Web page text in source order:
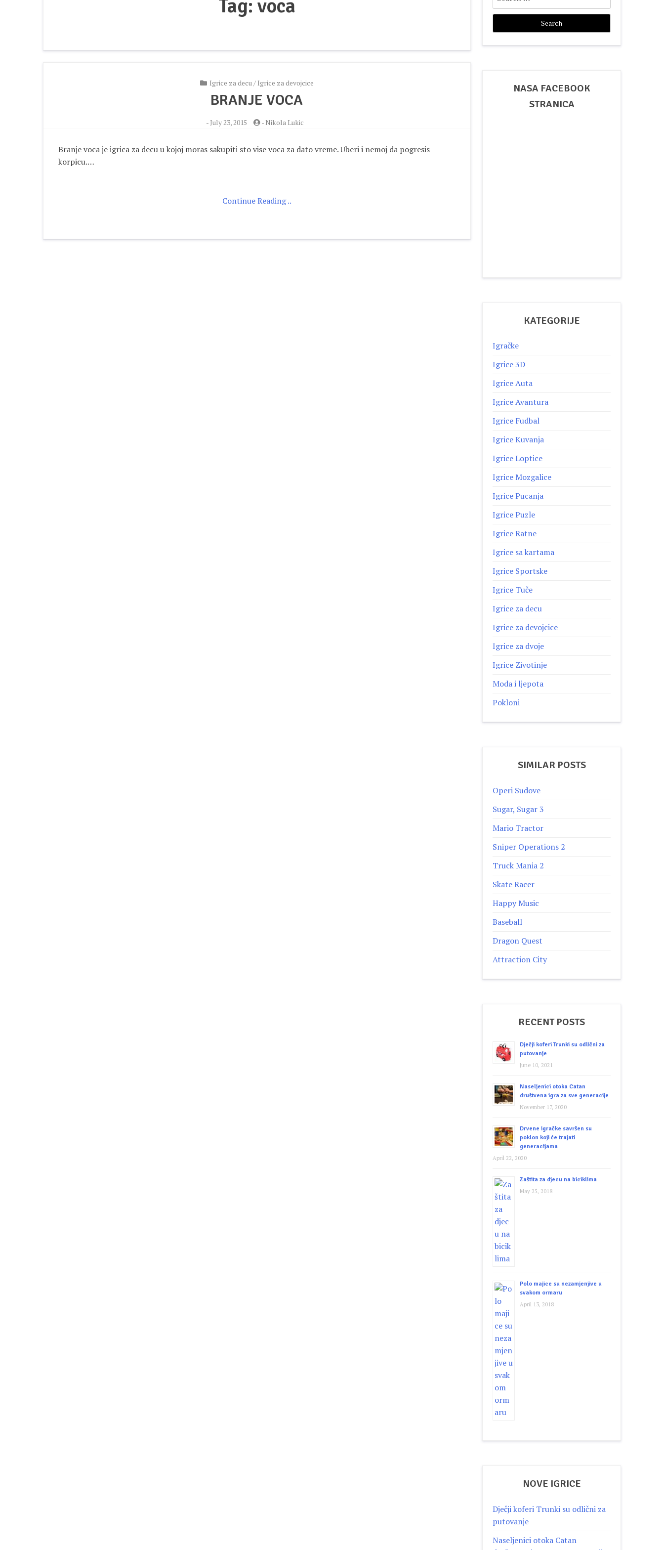
Tag: voca
Igrice za decu / Igrice za devojcice
BRANJE VOCA
- July 23, 2015 - Nikola Lukic
Branje voca je igrica za decu u kojoj moras sakupiti sto vise voca za dato vreme. Uberi i nemoj da pogresis
korpicu.…
Continue Reading ..
for:
NASA FACEBOOK
STRANICA
KATEGORIJE
Igračke
Igrice 3D
Igrice Auta
Igrice Avantura
Igrice Fudbal
Igrice Kuvanja
Igrice Loptice
Igrice Mozgalice
Igrice Pucanja
Igrice Puzle
Igrice Ratne
Igrice sa kartama
Igrice Sportske
Igrice Tuče
Igrice za decu
Igrice za devojcice
Igrice za dvoje
Igrice Zivotinje
Moda i ljepota
Pokloni
SIMILAR POSTS
Operi Sudove
Sugar, Sugar 3
Mario Tractor
Sniper Operations 2
Truck Mania 2
Skate Racer
Happy Music
Baseball
Dragon Quest
Attraction City
RECENT POSTS
Dječji koferi Trunki su odlični za
putovanje
June 10, 2021
Naseljenici otoka Catan
društvena igra za sve generacije
November 17, 2020
Drvene igračke savršen su
poklon koji će trajati
generacijama
April 22, 2020
Zaštita za djecu na biciklima
May 25, 2018
Polo majice su nezamjenjive u
svakom ormaru
April 13, 2018
NOVE IGRICE
Dječji koferi Trunki su odlični za
putovanje
Naseljenici otoka Catan